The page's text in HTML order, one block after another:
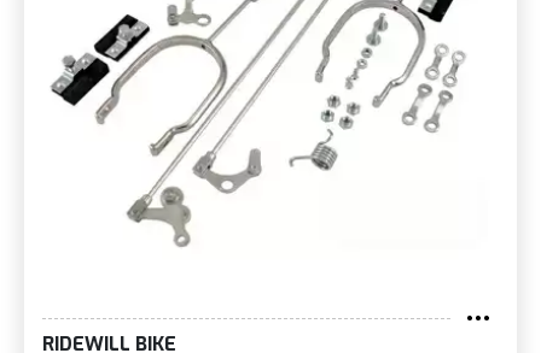
RIDEWILL BIKE